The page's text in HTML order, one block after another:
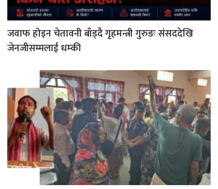
जवाफ होइन चेतावनी बाँड्दै गृहमन्त्री गुरुङः संसददेखि
जेनजीसम्मलाई धम्की